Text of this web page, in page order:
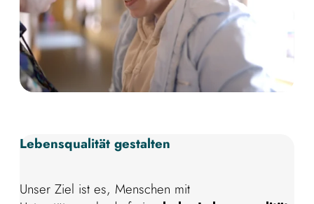
Lebensqualität gestalten
Unser Ziel ist es, Menschen mit